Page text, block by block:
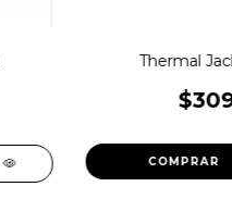
Thermal
COMPRAR